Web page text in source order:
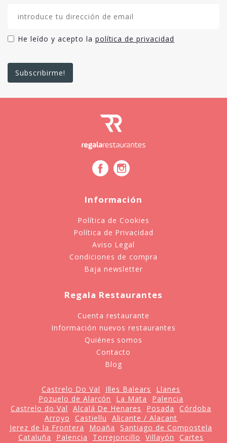
He leído y acepto la política de privacidad
Información
Política de Cookies
Política de Privacidad
Aviso Legal
Condiciones de compra
Baja newsletter
Regala Restaurantes
Cuenta restaurante
Información nuevos restaurantes
Quiénes somos
Contacto
Blog
Castrelo Do Val Illes Balears
Llanes
Pozuelo de Alarcón
La Mata
Palencia
Castrelo do Val
Alcalá De Henares Posada
Córdoba
Arroyo
Castiellu
Alicante / Alacant
Jerez de la Frontera
Moaña
Santiago de Compostela
Cataluña
Palencia Torrejoncillo Villayón
Cartes